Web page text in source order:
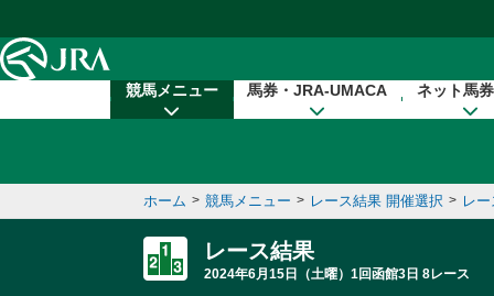
競馬メニュー 馬券・JRA-UMACA ネット馬
ホーム > 競馬メニュー > レース結果 開催選択 > レ
レース結果
2024年6月15日（土曜）1回函館3日 8レース